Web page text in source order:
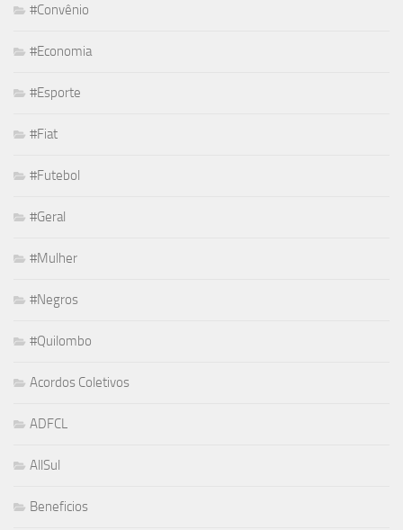
#Convênio
#Economia
#Esporte
#Fiat
#Futebol
#Geral
#Mulher
#Negros
#Quilombo
Acordos Coletivos
ADFCL
AllSul
Beneficios